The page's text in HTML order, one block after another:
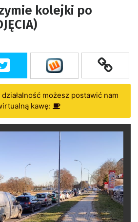
kolejki po
możesz postawić nam
kawę: